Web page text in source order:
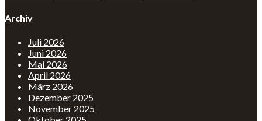
Archiv
Juli 2026
Juni 2026
Mai 2026
April 2026
März 2026
Dezember 2025
November 2025